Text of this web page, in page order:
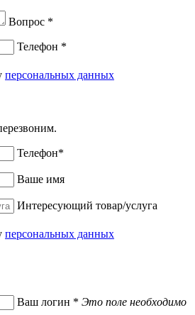
Вопрос *
Телефон *
персональных данных
Телефон*
Ваше имя
Интересующий товар/услуга
персональных данных
Ваш логин * Это поле необходимо